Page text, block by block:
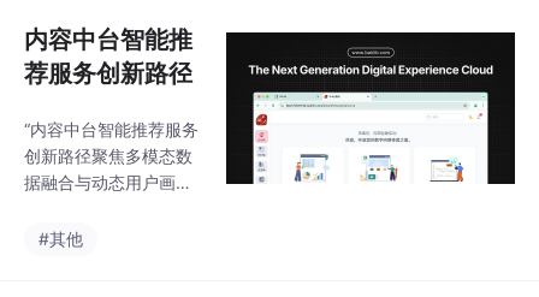
内容中台智能推
荐服务创新路径
“内容中台智能推荐服务
创新路径聚焦多模态数
据融合与动态用户画像
法实现场景化内容匹
#其他